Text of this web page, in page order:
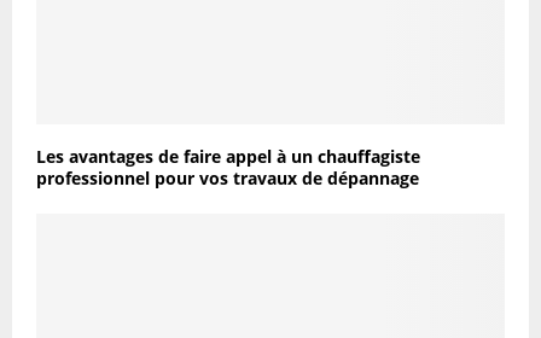
Les avantages de faire appel à un chauffagiste
professionnel pour vos travaux de dépannage